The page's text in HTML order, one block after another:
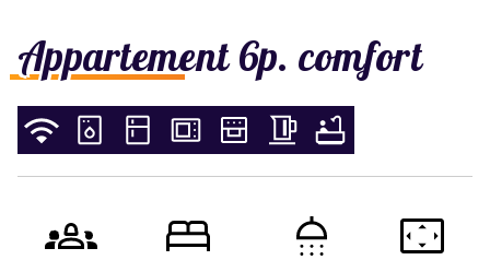
Appartement 6p. comfort